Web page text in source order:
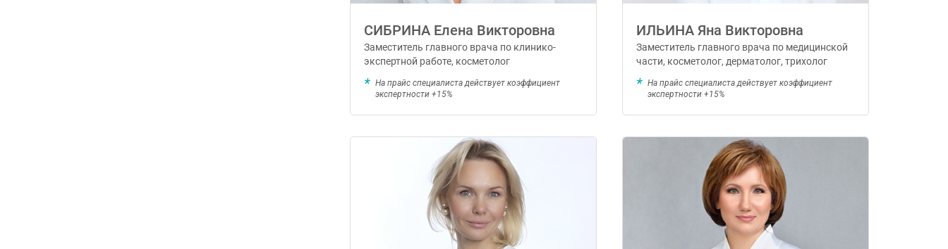
СИБРИНА Елена Викторовна
Заместитель главного врача по клинико-
экспертной работе, косметолог
На прайс специалиста действует коэффициент
экспертности +15%
ИЛЬИНА Яна Викторовна
Заместитель главного врача по медицинской
части, косметолог, дерматолог, трихолог
На прайс специалиста действует коэффициент
экспертности +15%